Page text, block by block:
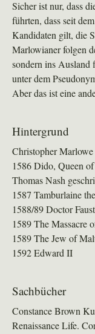
Sicher ist nur, dass
führten, dass seit
Kandidaten gilt, die
Marlowianer folgen
sondern ins Ausland
unter dem
Aber das ist eine
Hintergrund
Christopher
1586 Dido, Queen
Thomas Nash
1587 Tamburlaine
1588/89 Doctor
1589 The Massacre
1589 The Jew of
1592 Edward II
Sachbücher
Constance Brown
Renaissance Life.